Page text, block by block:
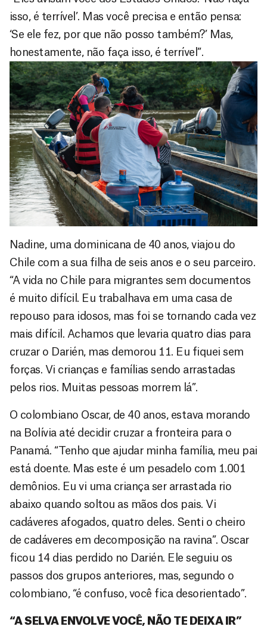
isso, é terrível’. Mas você precisa e então pensa:
‘Se ele fez, por que não posso também?’ Mas,
honestamente, não faça isso, é terrível”.
Nadine, uma dominicana de 40 anos, viajou do
Chile com a sua filha de seis anos e o seu parceiro.
“A vida no Chile para migrantes sem documentos
é muito difícil. Eu trabalhava em uma casa de
repouso para idosos, mas foi se tornando cada vez
mais difícil. Achamos que levaria quatro dias para
cruzar o Darién, mas demorou 11. Eu fiquei sem
forças. Vi crianças e famílias sendo arrastadas
pelos rios. Muitas pessoas morrem lá”.
O colombiano Oscar, de 40 anos, estava morando
na Bolívia até decidir cruzar a fronteira para o
Panamá. “Tenho que ajudar minha família, meu pai
está doente. Mas este é um pesadelo com 1.001
demônios. Eu vi uma criança ser arrastada rio
abaixo quando soltou as mãos dos pais. Vi
cadáveres afogados, quatro deles. Senti o cheiro
de cadáveres em decomposição na ravina”. Oscar
ficou 14 dias perdido no Darién. Ele seguiu os
passos dos grupos anteriores, mas, segundo o
colombiano, “é confuso, você fica desorientado”.
“A SELVA ENVOLVE VOCÊ, NÃO TE DEIXA IR”